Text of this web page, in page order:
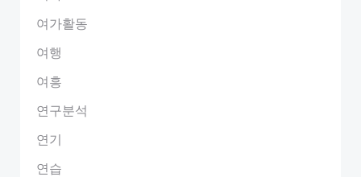
여가활동
여행
여흥
연구분석
연기
연습